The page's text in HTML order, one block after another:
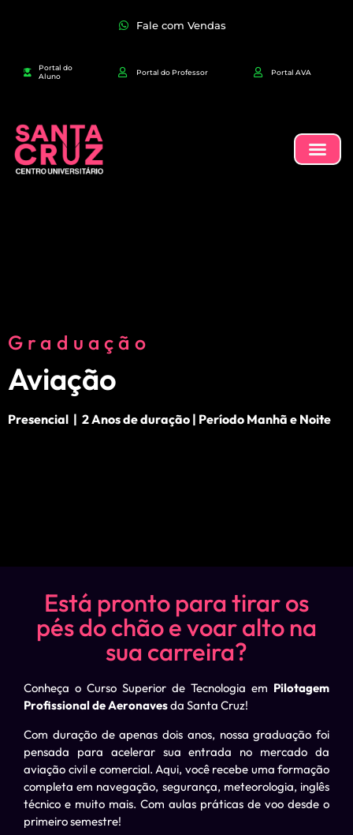
Fale com Vendas
Portal do
Aluno
Portal do Professor Portal AVA
Graduação
Aviação
Presencial | 2 Anos de duração | Período Manhã e Noite
Está pronto para tirar os
pés do chão e voar alto na
sua carreira?
Conheça o Curso Superior de Tecnologia em Pilotagem
Profissional de Aeronavesda Santa Cruz!
Com duração de apenas dois anos, nossa graduação foi
pensada para acelerar sua entrada no mercado da
aviação civil e comercial. Aqui, você recebe uma formação
completa em navegação, segurança, meteorologia, inglês
técnico e muito mais. Com aulas práticas de voo desde o
primeiro semestre!